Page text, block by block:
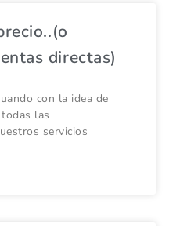
directas)
con la idea de
las
servicios